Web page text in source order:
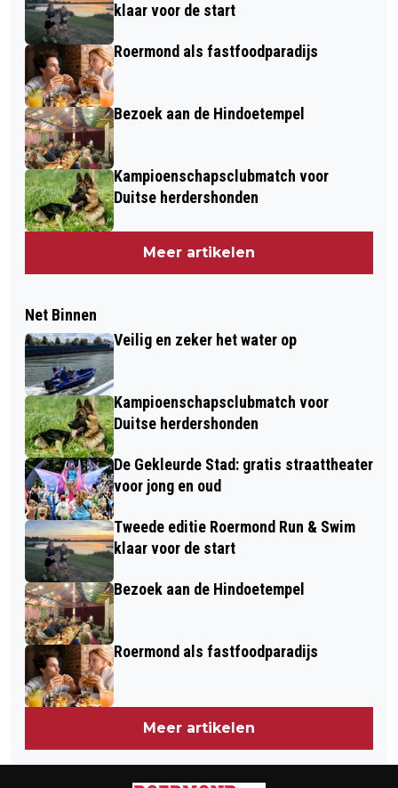
klaar voor de start
Roermond als fastfoodparadijs
Bezoek aan de Hindoetempel
Kampioenschapsclubmatch voor
Duitse herdershonden
Meer artikelen
Net Binnen
Veilig en zeker het water op
Kampioenschapsclubmatch voor
Duitse herdershonden
De Gekleurde Stad: gratis straattheater
voor jong en oud
Tweede editie Roermond Run & Swim
klaar voor de start
Bezoek aan de Hindoetempel
Roermond als fastfoodparadijs
Meer artikelen